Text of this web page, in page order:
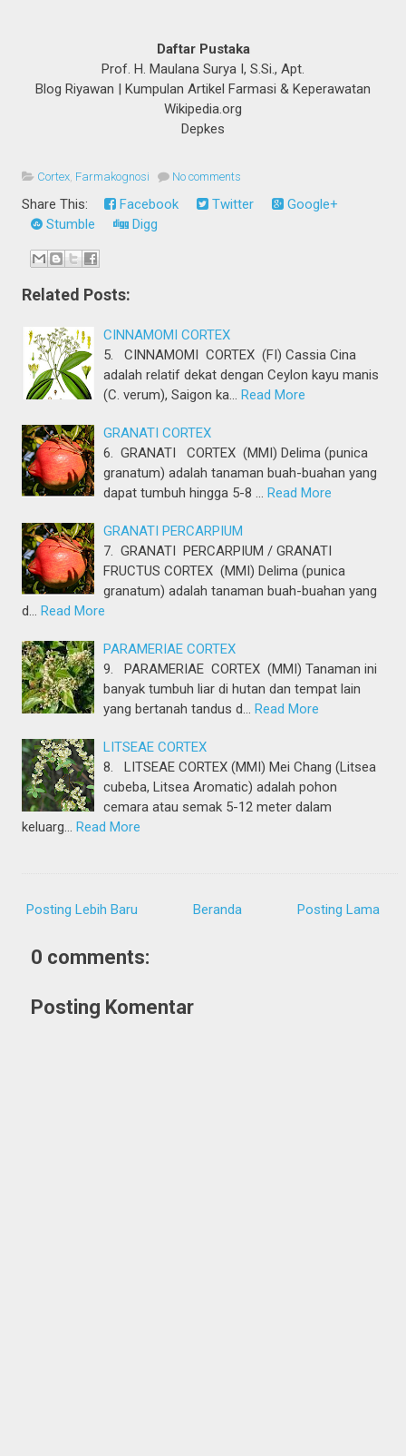
Daftar Pustaka
Prof. H. Maulana Surya I, S.Si., Apt.
Blog Riyawan | Kumpulan Artikel Farmasi & Keperawatan
Wikipedia.org
Depkes
Cortex Farmakognosi No comments
Share This: Facebook Twitter
Google+
Stumble
Digg
Related Posts:
CINNAMOMI CORTEX
5. CINNAMOMI CORTEX (FI) Cassia Cina
adalah relatif dekat dengan Ceylon kayu manis
(C. verum), Saigon ka… Read More
GRANATI CORTEX
6. GRANATI CORTEX (MMI) Delima (punica
granatum) adalah tanaman buah-buahan yang
dapat tumbuh hingga 5-8 … Read More
GRANATI PERCARPIUM
7. GRANATI PERCARPIUM / GRANATI
FRUCTUS CORTEX (MMI) Delima (punica
granatum) adalah tanaman buah-buahan yang
d… Read More
PARAMERIAE CORTEX
9. PARAMERIAE CORTEX (MMI) Tanaman ini
banyak tumbuh liar di hutan dan tempat lain
yang bertanah tandus d… Read More
LITSEAE CORTEX
8. LITSEAE CORTEX (MMI) Mei Chang (Litsea
cubeba, Litsea Aromatic) adalah pohon
cemara atau semak 5-12 meter dalam
keluarg… Read More
Posting Lebih Baru Posting Lama
Beranda
0 comments:
Posting Komentar